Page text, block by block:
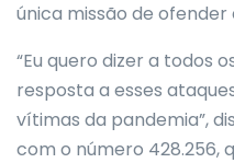
única missão de
“Eu quero dizer a todos
resposta a esses
vítimas da pandemia”,
com o número 428.256,